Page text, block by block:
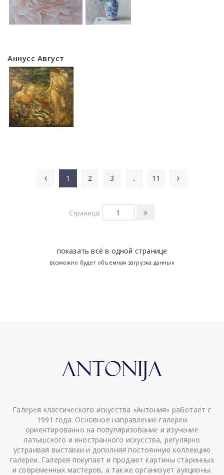
Аннусс Август
1 2 3 .. 11
Страница:
показать всё в одной странице
возможно будет объемная загрузка данных
Галерея классического искусства «Антония» работает с
1991 года. Основное направление галереи
ориентированно на популяризование и изучение
латышского и иностранного искусства, регулярно
устраивая выставки и дополняя постоянную коллекцию
галереи. Галерея покупает и продают картины старинных
и современных мастеров, а также организует аукционы.